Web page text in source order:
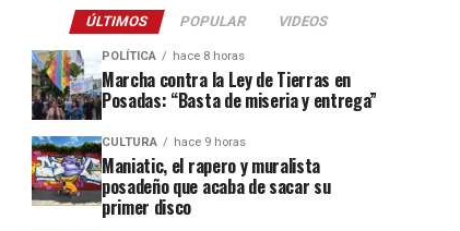
ÚLTIMOS POPULAR VIDEOS
POLÍTICA hace 8 horas
Marcha contra la Ley de Tierras en
Posadas: “Basta de miseria y entrega”
CULTURA hace 9 horas
Maniatic, el rapero y muralista
posadeño que acaba de sacar su
primer disco